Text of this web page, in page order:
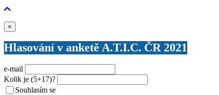
×
Hlasování v anketě A.T.I.C. ČR 2021
e-mail
Kolik je (5+17)?
Souhlasím se